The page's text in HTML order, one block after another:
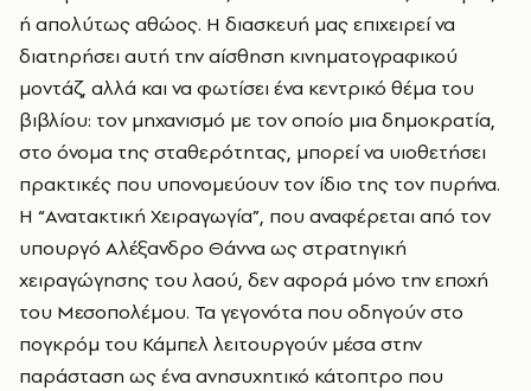
ή απολύτως αθώος. Η διασκευή μας επιχειρεί να
διατηρήσει αυτή την αίσθηση κινηματογραφικού
μοντάζ, αλλά και να φωτίσει ένα κεντρικό θέμα του
βιβλίου: τον μηχανισμό με τον οποίο μια δημοκρατία,
στο όνομα της σταθερότητας, μπορεί να υιοθετήσει
πρακτικές που υπονομεύουν τον ίδιο της τον πυρήνα.
Η “Ανατακτική Χειραγωγία”, που αναφέρεται από τον
υπουργό Αλέξανδρο Θάννα ως στρατηγική
χειραγώγησης του λαού, δεν αφορά μόνο την εποχή
του Μεσοπολέμου. Τα γεγονότα που οδηγούν στο
πογκρόμ του Κάμπελ λειτουργούν μέσα στην
παράσταση ως ένα ανησυχητικό κάτοπτρο που